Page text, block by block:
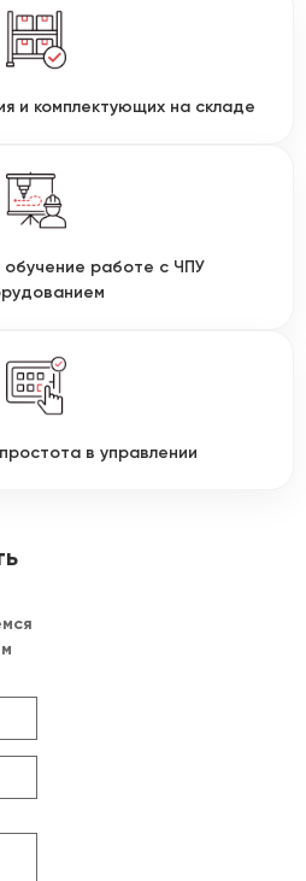
и комплектующих на складе
работе с ЧПУ
в управлении